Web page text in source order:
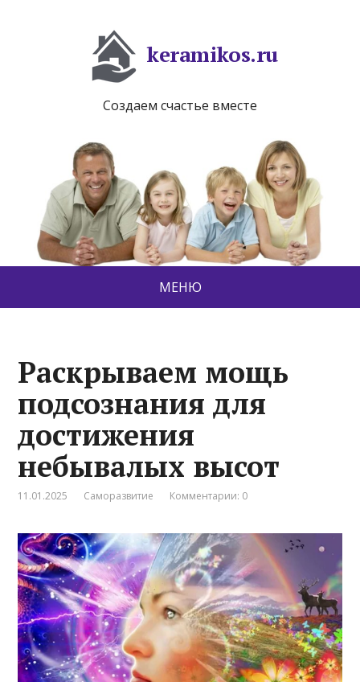
keramikos.ru
Создаем счастье вместе
МЕНЮ
Раскрываем мощь
подсознания для
достижения
небывалых высот
11.01.2025 Саморазвитие Комментарии: 0